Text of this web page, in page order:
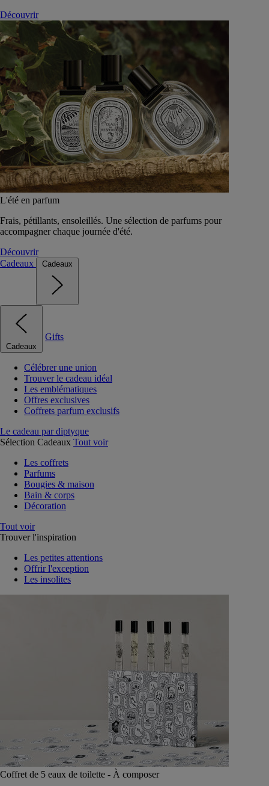
Découvrir
L'été en parfum
Frais, pétillants, ensoleillés. Une sélection de parfums pour
accompagner chaque journée d'été.
Découvrir
Cadeaux
Cadeaux
Cadeaux
Gifts
Célébrer une union
Trouver le cadeau idéal
Les emblématiques
Offres exclusives
Coffrets parfum exclusifs
Le cadeau par diptyque
Sélection Cadeaux Tout voir
Les coffrets
Parfums
Bougies & maison
Bain & corps
Décoration
Tout voir
Trouver l'inspiration
Les petites attentions
Offrir l'exception
Les insolites
Coffret de 5 eaux de toilette - À composer